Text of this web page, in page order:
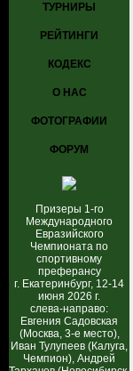
ТУРНИРЫ
РЕЙТИНГИ
КОДЕКС
О НАС
ФОТОГРАФИИ
ФОРУМ
Призеры 1-го
Международного
Евразийского
Чемпионата по
спортивному
преферансу
г. Екатеринбург, 12-14
июня 2026 г.
слева-направо:
Евгения Садовская
(Москва, 3-е место),
Иван Тулупеев (Калуга,
Чемпион), Андрей